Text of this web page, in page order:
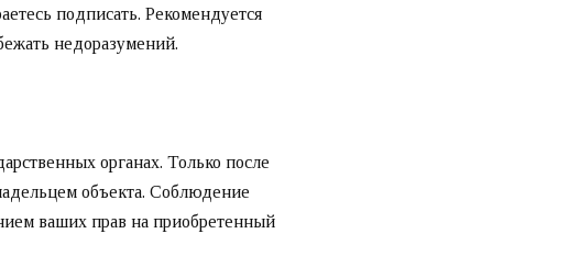
подписать. Рекомендуется
недоразумений.
органах. Только после
объекта. Соблюдение
ваших прав на приобретенный